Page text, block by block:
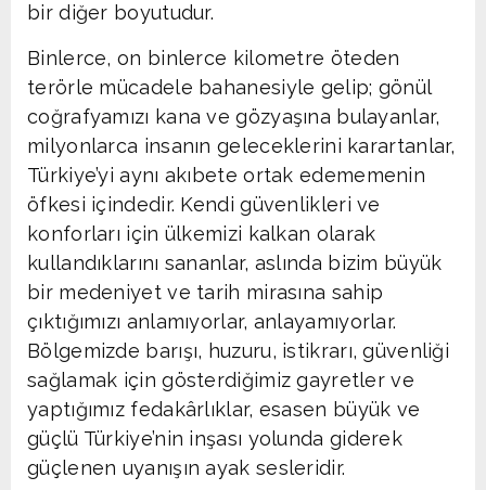
bir diğer boyutudur.
Binlerce, on binlerce kilometre öteden
terörle mücadele bahanesiyle gelip; gönül
coğrafyamızı kana ve gözyaşına bulayanlar,
milyonlarca insanın geleceklerini karartanlar,
Türkiye’yi aynı akıbete ortak edememenin
öfkesi içindedir. Kendi güvenlikleri ve
konforları için ülkemizi kalkan olarak
kullandıklarını sananlar, aslında bizim büyük
bir medeniyet ve tarih mirasına sahip
çıktığımızı anlamıyorlar, anlayamıyorlar.
Bölgemizde barışı, huzuru, istikrarı, güvenliği
sağlamak için gösterdiğimiz gayretler ve
yaptığımız fedakârlıklar, esasen büyük ve
güçlü Türkiye’nin inşası yolunda giderek
güçlenen uyanışın ayak sesleridir.